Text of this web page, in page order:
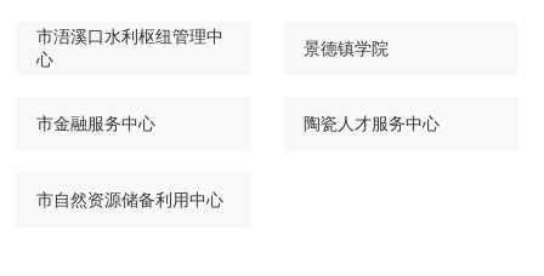
市浯溪口水利枢纽管理中
心
景德镇学院
市金融服务中心 陶瓷人才服务中心
市自然资源储备利用中心